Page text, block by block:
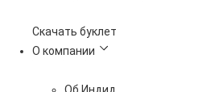
Скачать буклет
О компании